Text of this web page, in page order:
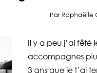
Par Raphaëlle
Il y a peu j’ai fêté
accompagnes
3 ans que je t’ai